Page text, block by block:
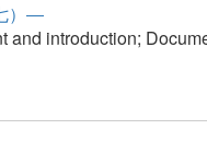
）―
and introduction;